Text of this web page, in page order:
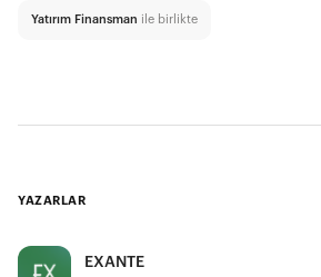
Yatırım Finansman ile birlikte
YAZARLAR
EXANTE